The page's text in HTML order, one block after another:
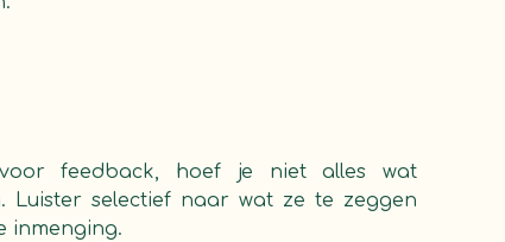
feedback, hoef je niet alles wat
Luister selectief naar wat ze te zeggen
inmenging.